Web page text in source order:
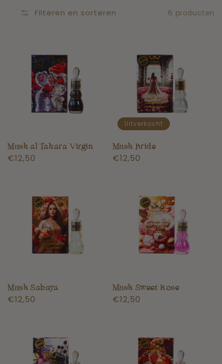
Filteren en sorteren 6 producten
Musk al Tahara Virgin
Normale
€12,50
Musk Bride
Normale
€12,50
Uitverkocht
Musk Sabaya
Normale
€12,50
Musk Sweet Rose
Normale
€12,50